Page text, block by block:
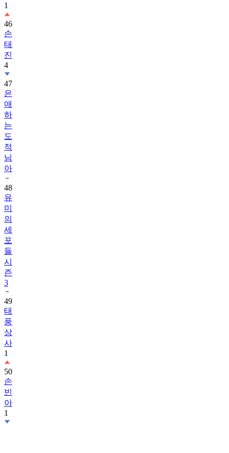
1
46
손
태
진
4
47
은
애
하
는
도
적
님
아
48
유
미
의
세
포
들
시
즌
3
49
태
풍
상
사
1
50
손
빈
아
1